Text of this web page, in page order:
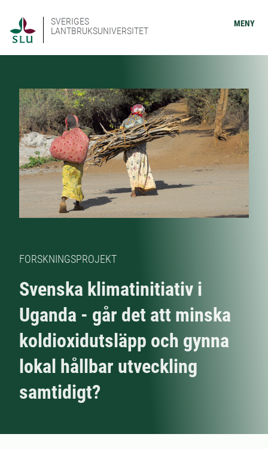
SVERIGES
LANTBRUKSUNIVERSITET
MENY
FORSKNINGSPROJEKT
Svenska klimatinitiativ i
Uganda - går det att minska
koldioxidutsläpp och gynna
lokal hållbar utveckling
samtidigt?